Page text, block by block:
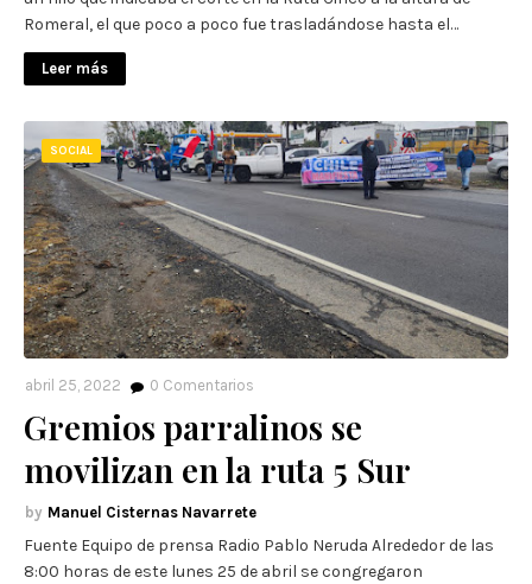
Romeral, el que poco a poco fue trasladándose hasta el…
Leer más
SOCIAL
abril 25, 2022 0 Comentarios
Gremios parralinos se
movilizan en la ruta 5 Sur
Manuel Cisternas Navarrete
Fuente Equipo de prensa Radio Pablo Neruda Alrededor de las
8:00 horas de este lunes 25 de abril se congregaron